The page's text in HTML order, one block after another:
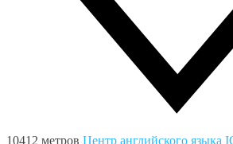
10412 метров Центр английского языка